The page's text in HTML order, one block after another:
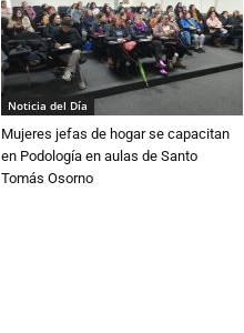
Noticia del Día
Mujeres jefas de hogar se capacitan
en Podología en aulas de Santo
Tomás Osorno